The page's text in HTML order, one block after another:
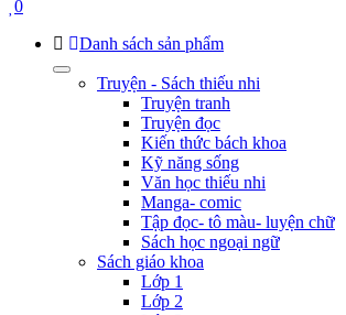
0
Danh sách sản phẩm
Truyện - Sách thiếu nhi
Truyện tranh
Truyện đọc
Kiến thức bách khoa
Kỹ năng sống
Văn học thiếu nhi
Manga- comic
Tập đọc- tô màu- luyện chữ
Sách học ngoại ngữ
Sách giáo khoa
Lớp 1
Lớp 2